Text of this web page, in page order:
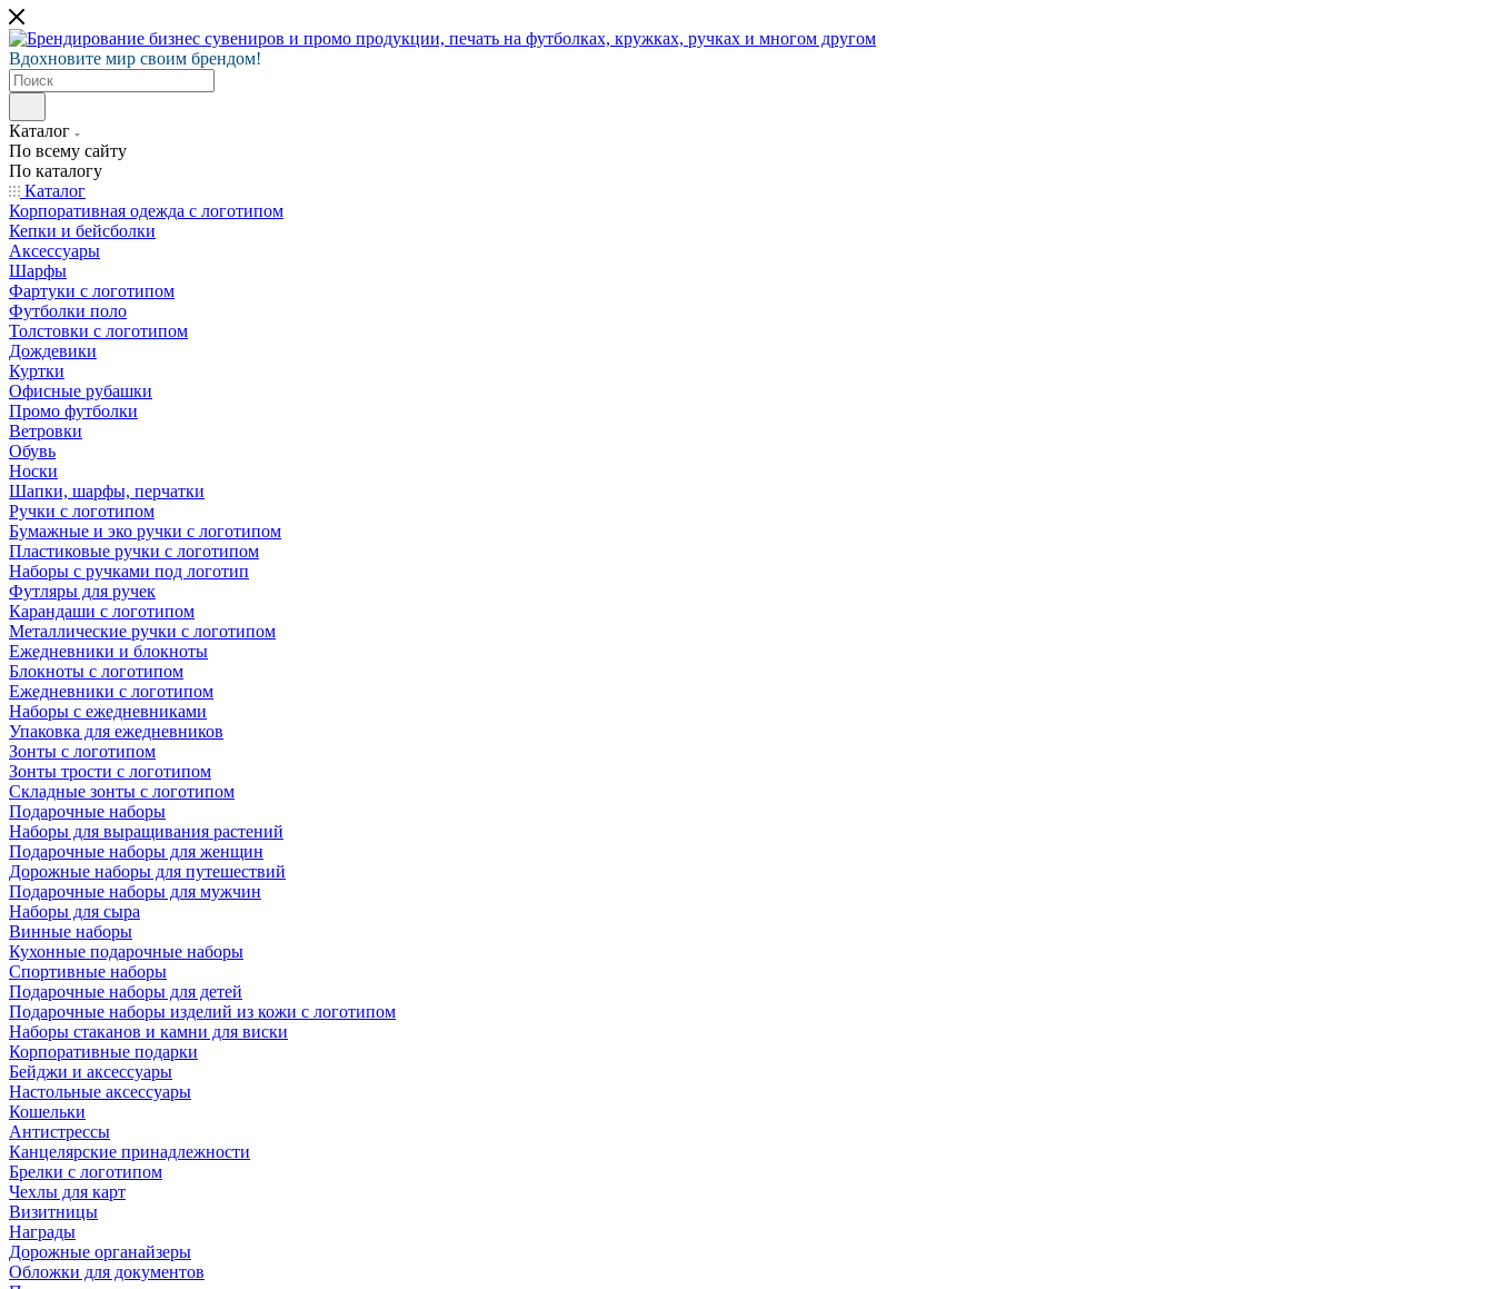
Вдохновите мир своим брендом!
Каталог
По всему сайту
По каталогу
Каталог
Корпоративная одежда с логотипом
Кепки и бейсболки
Аксессуары
Шарфы
Фартуки с логотипом
Футболки поло
Толстовки с логотипом
Дождевики
Куртки
Офисные рубашки
Промо футболки
Ветровки
Обувь
Носки
Шапки, шарфы, перчатки
Ручки с логотипом
Бумажные и эко ручки с логотипом
Пластиковые ручки с логотипом
Наборы с ручками под логотип
Футляры для ручек
Карандаши с логотипом
Металлические ручки с логотипом
Ежедневники и блокноты
Блокноты с логотипом
Ежедневники с логотипом
Наборы с ежедневниками
Упаковка для ежедневников
Зонты с логотипом
Зонты трости с логотипом
Складные зонты с логотипом
Подарочные наборы
Наборы для выращивания растений
Подарочные наборы для женщин
Дорожные наборы для путешествий
Подарочные наборы для мужчин
Наборы для сыра
Винные наборы
Кухонные подарочные наборы
Спортивные наборы
Подарочные наборы для детей
Подарочные наборы изделий из кожи с логотипом
Наборы стаканов и камни для виски
Корпоративные подарки
Бейджи и аксессуары
Настольные аксессуары
Кошельки
Антистрессы
Канцелярские принадлежности
Брелки с логотипом
Чехлы для карт
Визитницы
Награды
Дорожные органайзеры
Обложки для документов